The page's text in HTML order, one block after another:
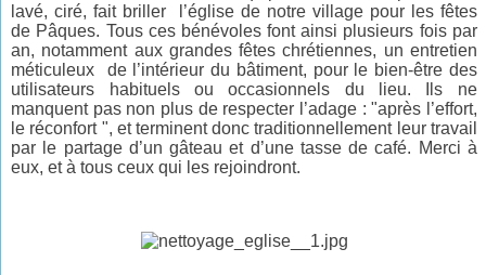
lavé, ciré, fait briller l’église de notre village pour les fêtes
de Pâques. Tous ces bénévoles font ainsi plusieurs fois par
an, notamment aux grandes fêtes chrétiennes, un entretien
méticuleux de l’intérieur du bâtiment, pour le bien-être des
utilisateurs habituels ou occasionnels du lieu. Ils ne
manquent pas non plus de respecter l’adage : "après l’effort,
le réconfort ", et terminent donc traditionnellement leur travail
par le partage d’un gâteau et d’une tasse de café. Merci à
eux, et à tous ceux qui les rejoindront.